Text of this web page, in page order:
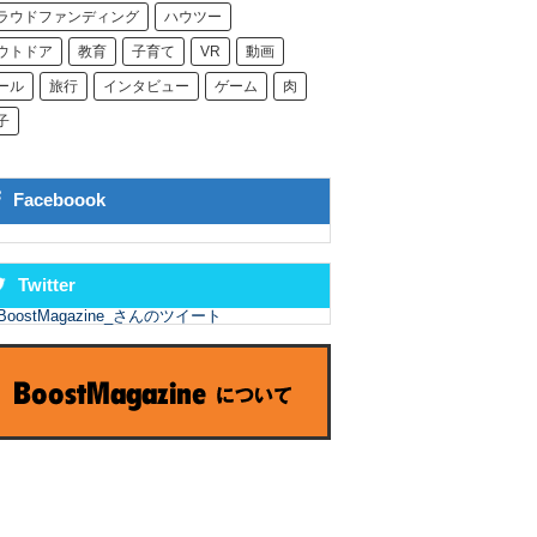
ウドファンディング ハウツー
トドア 教育 子育て VR 動画
ル 旅行 インタビュー ゲーム 肉
Faceboook
Twitter
さんのツイート